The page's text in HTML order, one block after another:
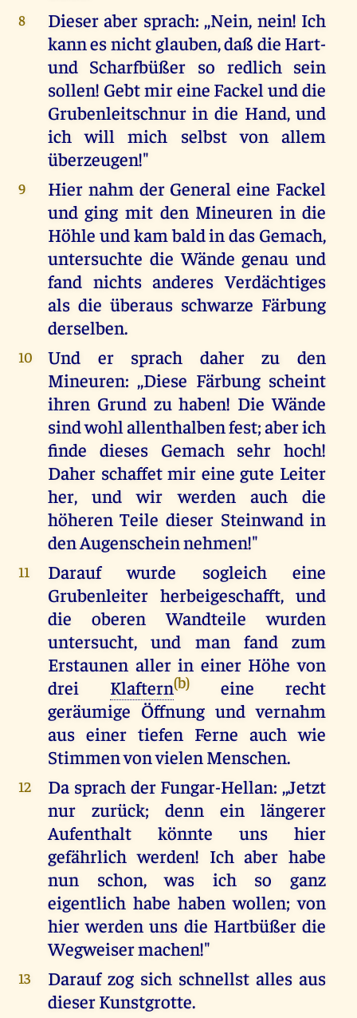
8
Dieser aber sprach: ,,Nein, nein! Ich
kann es nicht glauben, daß die Hart-
und Scharfbüßer so redlich sein
sollen! Gebt mir eine Fackel und die
Grubenleitschnur in die Hand, und
ich will mich selbst von allem
überzeugen!"
9
Hier nahm der General eine Fackel
und ging mit den Mineuren in die
Höhle und kam bald in das Gemach,
untersuchte die Wände genau und
fand nichts anderes Verdächtiges
als die überaus schwarze Färbung
derselben.
10
Und er sprach daher zu den
Mineuren: ,,Diese Färbung scheint
ihren Grund zu haben! Die Wände
sind wohl allenthalben fest; aber ich
finde dieses Gemach sehr hoch!
Daher schaffet mir eine gute Leiter
her, und wir werden auch die
höheren Teile dieser Steinwand in
den Augenschein nehmen!"
11
Darauf wurde sogleich eine
Grubenleiter herbeigeschafft, und
die oberen Wandteile wurden
untersucht, und man fand zum
Erstaunen aller in einer Höhe von
drei Klaftern(b)eine recht
geräumige Öffnung und vernahm
aus einer tiefen Ferne auch wie
Stimmen von vielen Menschen.
12
Da sprach der Fungar-Hellan: ,,Jetzt
nur zurück; denn ein längerer
Aufenthalt könnte uns hier
gefährlich werden! Ich aber habe
nun schon, was ich so ganz
eigentlich habe haben wollen; von
hier werden uns die Hartbüßer die
Wegweiser machen!"
13
Darauf zog sich schnellst alles aus
dieser Kunstgrotte.